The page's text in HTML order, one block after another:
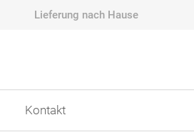
Lieferung nach Hause
Kontakt